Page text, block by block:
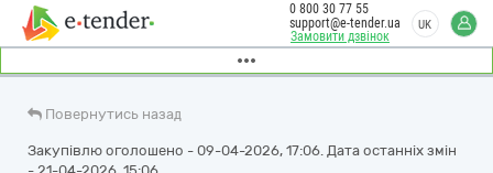
Замовити дзвінок
0 800 30 77 55
support@e-tender.ua
UK
Повернутись назад
Закупівлю оголошено - 09-04-2026, 17:06. Дата останніх змін